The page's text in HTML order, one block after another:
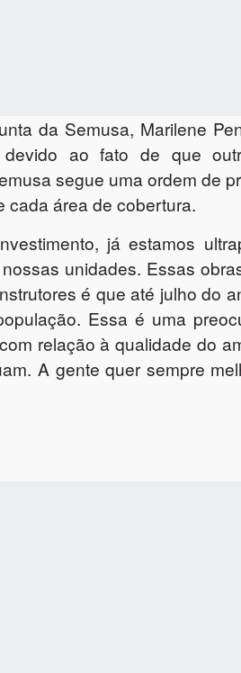
da Semusa, Marilene
ao fato de que
segue uma ordem de
cada área de cobertura.
já estamos
unidades. Essas
é que até julho do
Essa é uma
relação à qualidade do
A gente quer sempre